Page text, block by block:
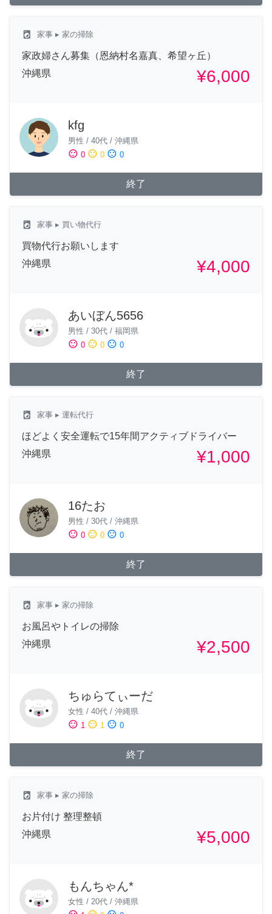
local_laundry_service 家事 ▸ 家の掃除
家政婦さん募集（恩納村名嘉真、希望ヶ丘）
沖縄県
¥6,000
kfg
男性 / 40代 / 沖縄県
sentiment_satisfied 0 sentiment_neutral 0 sentiment_dissatisfied 0
終了
local_laundry_service 家事 ▸ 買い物代行
買物代行お願いします
沖縄県
¥4,000
あいぼん5656
男性 / 30代 / 福岡県
sentiment_satisfied 0 sentiment_neutral 0 sentiment_dissatisfied 0
終了
local_laundry_service 家事 ▸ 運転代行
ほどよく安全運転で15年間アクティブドライバー
沖縄県
¥1,000
16たお
男性 / 30代 / 沖縄県
sentiment_satisfied 0 sentiment_neutral 0 sentiment_dissatisfied 0
終了
local_laundry_service 家事 ▸ 家の掃除
お風呂やトイレの掃除
沖縄県
¥2,500
ちゅらてぃーだ
女性 / 40代 / 沖縄県
sentiment_satisfied 1 sentiment_neutral 1 sentiment_dissatisfied 0
終了
local_laundry_service 家事 ▸ 家の掃除
お片付け 整理整頓
沖縄県
¥5,000
もんちゃん*
女性 / 20代 / 沖縄県